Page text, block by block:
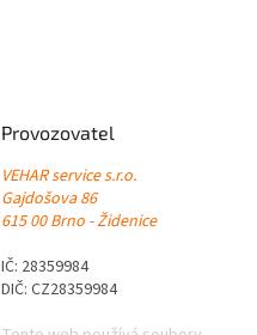
Provozovatel
VEHAR service s.r.o.
Gajdošova 86
615 00 Brno - Židenice
IČ: 28359984
DIČ: CZ28359984